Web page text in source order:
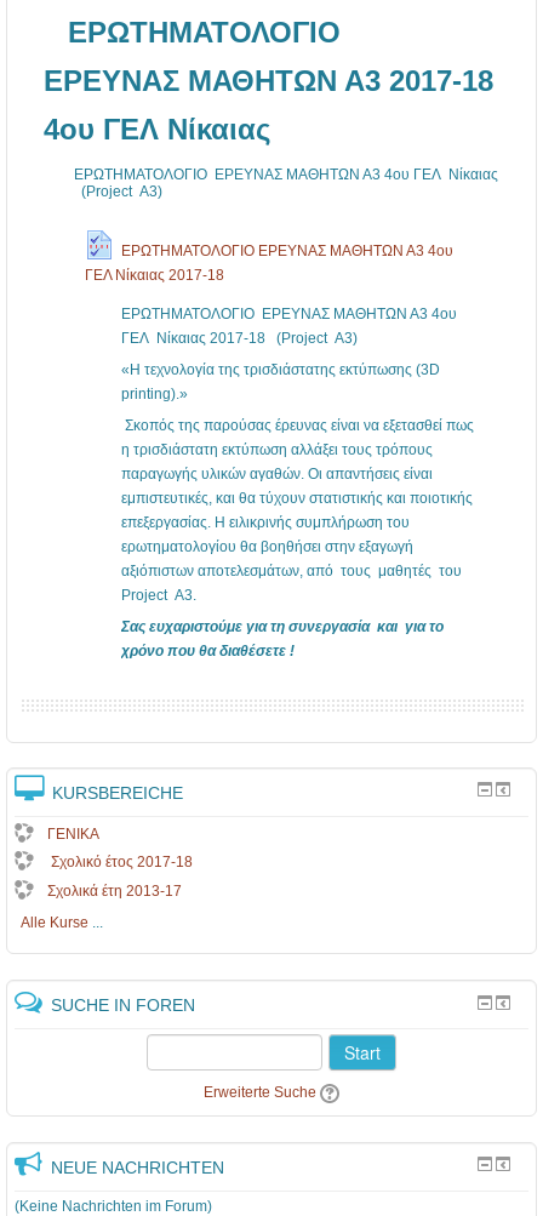
ΕΡΩΤΗΜΑΤΟΛΟΓΙΟ
ΕΡΕΥΝΑΣ ΜΑΘΗΤΩΝ Α3 2017-18
4ου ΓΕΛ Νίκαιας
ΕΡΩΤΗΜΑΤΟΛΟΓΙΟ ΕΡΕΥΝΑΣ ΜΑΘΗΤΩΝ Α3 4ου ΓΕΛ Νίκαιας
(Project Α3)
ΕΡΩΤΗΜΑΤΟΛΟΓΙΟ ΕΡΕΥΝΑΣ ΜΑΘΗΤΩΝ Α3 4ου
ΓΕΛ Νίκαιας 2017-18
ΕΡΩΤΗΜΑΤΟΛΟΓΙΟ ΕΡΕΥΝΑΣ ΜΑΘΗΤΩΝ Α3 4ου
ΓΕΛ Νίκαιας 2017-18 (Project Α3)
«Η τεχνολογία της τρισδιάστατης εκτύπωσης (3D
printing).»
Σκοπός της παρούσας έρευνας είναι να εξετασθεί πως
η τρισδιάστατη εκτύπωση αλλάξει τους τρόπους
παραγωγής υλικών αγαθών. Οι απαντήσεις είναι
εμπιστευτικές, και θα τύχουν στατιστικής και ποιοτικής
επεξεργασίας. Η ειλικρινής συμπλήρωση του
ερωτηματολογίου θα βοηθήσει στην εξαγωγή
αξιόπιστων αποτελεσμάτων, από τους μαθητές του
Project Α3.
Σας ευχαριστούμε για τη συνεργασία και για το
χρόνο που θα διαθέσετε !
KURSBEREICHE
ΓΕΝΙΚΑ
Σχολικό έτος 2017-18
Σχολικά έτη 2013-17
Alle Kurse
SUCHE IN FOREN
Start
Erweiterte Suche
NEUE NACHRICHTEN
(Keine Nachrichten im Forum)